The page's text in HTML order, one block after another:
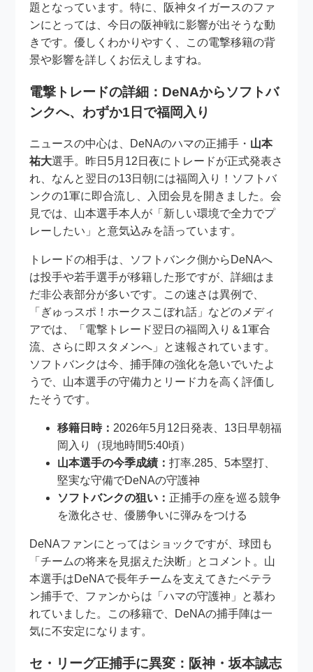
題となっています。特に、阪神タイガースのファ
ンにとっては、今日の阪神戦に影響が出そうな動
きです。優しくわかりやすく、この電撃移籍の背
景や影響を詳しくお伝えしますね。
電撃トレードの詳細：DeNAからソフトバ
ンクへ、わずか1日で福岡入り
ニュースの中心は、DeNAのハマの正捕手・ 山本
祐大選手。昨日5月12日夜にトレードが正式発表さ
れ、なんと翌日の13日朝には福岡入り！ソフトバ
ンクの1軍に即合流し、入団会見を開きました。会
見では、山本選手本人が「新しい環境で全力でプ
レーしたい」と意気込みを語っています。
トレードの相手は、ソフトバンク側からDeNAへ
は投手や若手選手が移籍した形ですが、詳細はま
だ非公表部分が多いです。この速さは異例で、
「ぎゅっスポ！ホークスこぼれ話」などのメディ
アでは、「電撃トレード翌日の福岡入り＆1軍合
流、さらに即スタメンへ」と速報されています。
ソフトバンクは今、捕手陣の強化を急いでいたよ
うで、山本選手の守備力とリード力を高く評価し
たそうです。
移籍日時：2026年5月12日発表、13日早朝福
岡入り（現地時間5:40頃）
山本選手の今季成績：打率.285、5本塁打、
堅実な守備でDeNAの守護神
ソフトバンクの狙い： 正捕手の座を巡る競争
を激化させ、優勝争いに弾みをつける
DeNAファンにとってはショックですが、球団も
「チームの将来を見据えた決断」とコメント。山
本選手はDeNAで長年チームを支えてきたベテラ
ン捕手で、ファンからは「ハマの守護神」と慕わ
れていました。この移籍で、DeNAの捕手陣は一
気に不安定になります。
セ・リーグ正捕手に異変：阪神・坂本誠志